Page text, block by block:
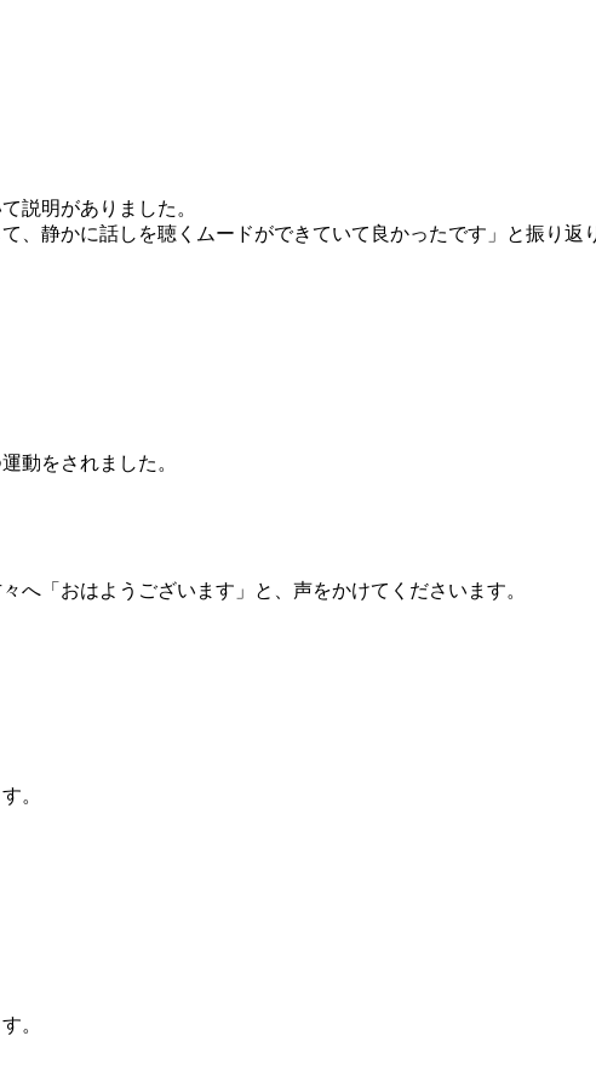
説明がありました。
、静かに話しを聴くムードができていて良かったです」と振り返
動をされました。
へ「おはようございます」と、声をかけてくださいます。
。
。